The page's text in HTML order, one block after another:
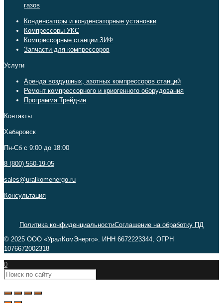
газов
Конденсаторы и конденсаторные установки
Компрессоры УКС
Компрессорные станции ЗИФ
Запчасти для компрессоров
Услуги
Аренда воздушных, азотных компрессоров станций
Ремонт компрессорного и криогенного оборудования
Программа Трейд-ин
Контакты
Хабаровск
Пн-Сб c 9:00 до 18:00
8 (800) 550-19-05
sales@uralkomenergo.ru
Консультация
Политика конфиденциальностиСоглашение на обработку ПД
© 2025 ООО «УралКомЭнерго». ИНН 6672223344, ОГРН
1076672002318
0